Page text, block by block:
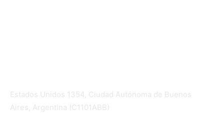
Estados Unidos 1354, Ciudad Autónoma de Buenos
Aires, Argentina (C1101ABB)